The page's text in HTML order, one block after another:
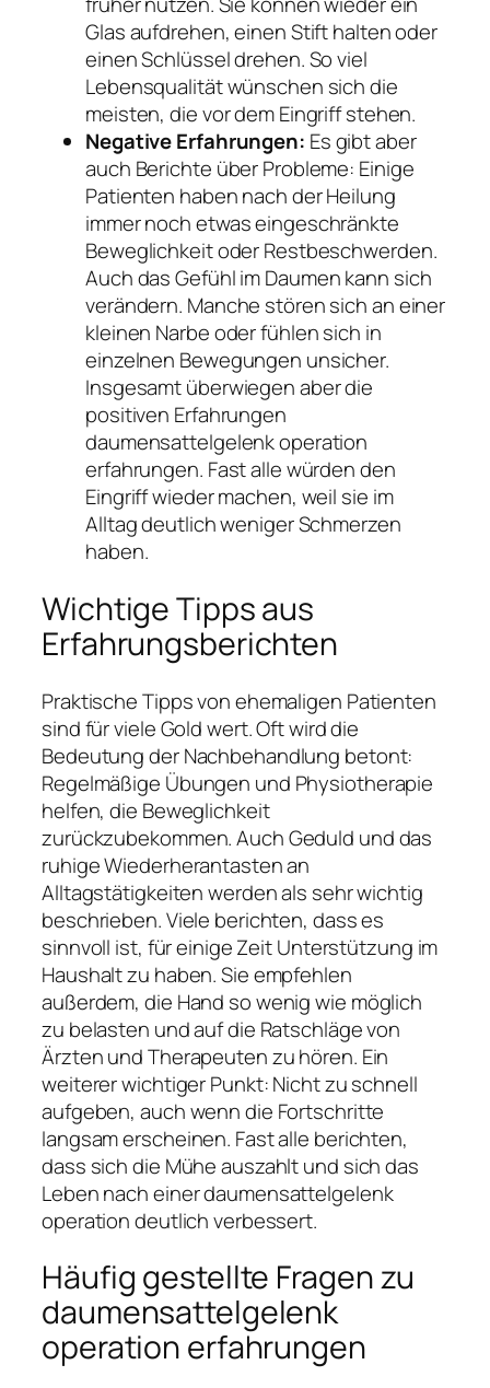
Glas aufdrehen, einen Stift halten oder
einen Schlüssel drehen. So viel
Lebensqualität wünschen sich die
meisten, die vor dem Eingriff stehen.
Negative Erfahrungen: Es gibt aber
auch Berichte über Probleme: Einige
Patienten haben nach der Heilung
immer noch etwas eingeschränkte
Beweglichkeit oder Restbeschwerden.
Auch das Gefühl im Daumen kann sich
verändern. Manche stören sich an einer
kleinen Narbe oder fühlen sich in
einzelnen Bewegungen unsicher.
Insgesamt überwiegen aber die
positiven Erfahrungen
daumensattelgelenk operation
erfahrungen. Fast alle würden den
Eingriff wieder machen, weil sie im
Alltag deutlich weniger Schmerzen
haben.
Wichtige Tipps aus
Erfahrungsberichten
Praktische Tipps von ehemaligen Patienten
sind für viele Gold wert. Oft wird die
Bedeutung der Nachbehandlung betont:
Regelmäßige Übungen und Physiotherapie
helfen, die Beweglichkeit
zurückzubekommen. Auch Geduld und das
ruhige Wiederherantasten an
Alltagstätigkeiten werden als sehr wichtig
beschrieben. Viele berichten, dass es
sinnvoll ist, für einige Zeit Unterstützung im
Haushalt zu haben. Sie empfehlen
außerdem, die Hand so wenig wie möglich
zu belasten und auf die Ratschläge von
Ärzten und Therapeuten zu hören. Ein
weiterer wichtiger Punkt: Nicht zu schnell
aufgeben, auch wenn die Fortschritte
langsam erscheinen. Fast alle berichten,
dass sich die Mühe auszahlt und sich das
Leben nach einer daumensattelgelenk
operation deutlich verbessert.
Häufig gestellte Fragen zu
daumensattelgelenk
operation erfahrungen